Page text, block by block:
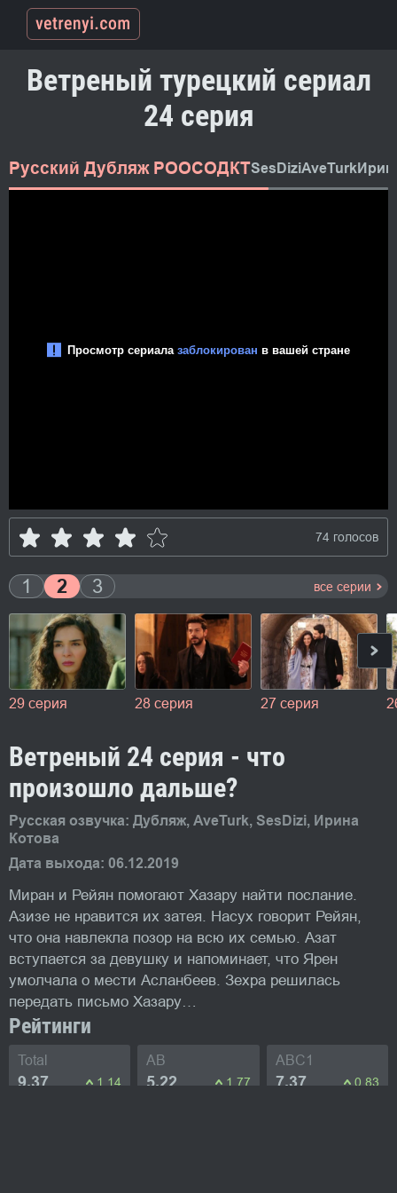
Ветреный турецкий сериал
24 серия
Русский Дубляж РООСОДКТSesDiziAveTurk
74 голосов
1 2 3 все серии
29 серия 28 серия 27 серия
Ветреный 24 серия - что
произошло дальше?
Русская озвучка: Дубляж, AveTurk, SesDizi, Ирина
Котова
Дата выхода: 06.12.2019
Миран и Рейян помогают Хазару найти послание.
Азизе не нравится их затея. Насух говорит Рейян,
что она навлекла позор на всю их семью. Азат
вступается за девушку и напоминает, что Ярен
умолчала о мести Асланбеев. Зехра решилась
передать письмо Хазару…
Рейтинги
Total
9.37 1.14
AB
5.22 1.77
ABC1
7.37 0.83